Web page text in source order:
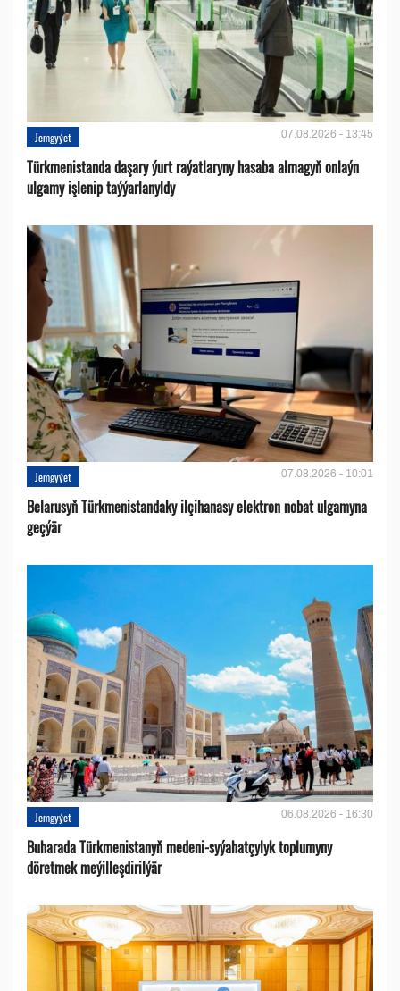
Jemgyýet 07.08.2026 - 13:45
Türkmenistanda daşary ýurt raýatlaryny hasaba almagyň onlaýn
ulgamy işlenip taýýarlanyldy
Jemgyýet 07.08.2026 - 10:01
Belarusyň Türkmenistandaky ilçihanasy elektron nobat ulgamyna
geçýär
Jemgyýet 06.08.2026 - 16:30
Buharada Türkmenistanyň medeni-syýahatçylyk toplumyny
döretmek meýilleşdirilýär